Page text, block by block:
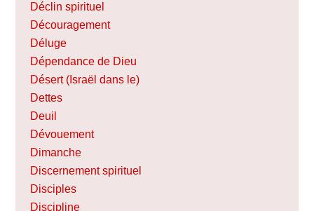
Déclin spirituel
Découragement
Déluge
Dépendance de Dieu
Désert (Israël dans le)
Dettes
Deuil
Dévouement
Dimanche
Discernement spirituel
Disciples
Discipline